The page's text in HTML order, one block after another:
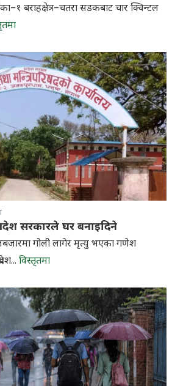
बराहक्षेत्र–चतरा सडकबाट चार क्विन्टल
सरकारले घर बनाइदिने
गोली लागेर मृत्यु भएका गणेश
विस्तृतमा